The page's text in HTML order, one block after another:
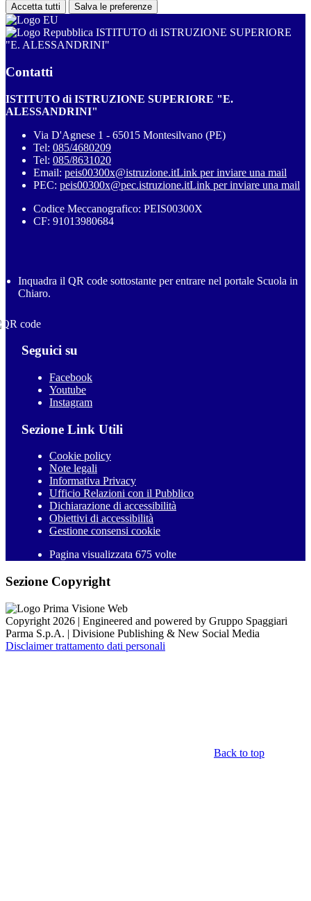
Accetta tutti Salva le preferenze
ISTITUTO di ISTRUZIONE SUPERIORE
"E. ALESSANDRINI"
Contatti
ISTITUTO di ISTRUZIONE SUPERIORE "E.
ALESSANDRINI"
Via D'Agnese 1 - 65015 Montesilvano (PE)
Tel: 085/4680209
Tel: 085/8631020
Email: peis00300x@istruzione.itLink per inviare una mail
PEC: peis00300x@pec.istruzione.itLink per inviare una mail
Codice Meccanografico: PEIS00300X
CF: 91013980684
Inquadra il QR code sottostante per entrare nel portale Scuola in
Chiaro.
Seguici su
Facebook
Youtube
Instagram
Sezione Link Utili
Cookie policy
Note legali
Informativa Privacy
Ufficio Relazioni con il Pubblico
Dichiarazione di accessibilità
Obiettivi di accessibilità
Gestione consensi cookie
Pagina visualizzata 675 volte
Sezione Copyright
Copyright 2026 | Engineered and powered by Gruppo Spaggiari
Parma S.p.A. | Divisione Publishing & New Social Media
Disclaimer trattamento dati personali
Back to top